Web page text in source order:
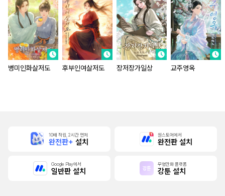
병미인화살저도 후부인여살저도 장저장가일상 교주영옥
10배 적립, 2시간 먼저
완전판+ 설치
원스토어에서
완전판 설치
Google Play에서
일반판 설치
무협만화 플랫폼
강툰 설치